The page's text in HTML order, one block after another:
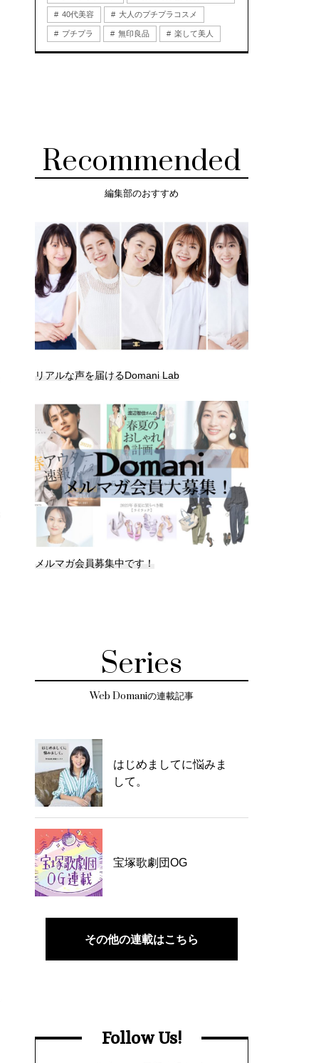
40代美容 大人のプチプラコスメ
プチプラ 無印良品 楽して美人
Recommended
編集部のおすすめ
リアルな声を届けるDomani Lab
メルマガ会員募集中です！
Series
Web Domaniの連載記事
はじめましてに悩みま
して。
宝塚歌劇団OG
その他の連載はこちら
Follow Us!